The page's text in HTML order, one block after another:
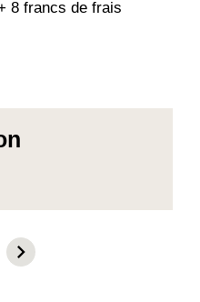
8 francs de frais
chevron_right